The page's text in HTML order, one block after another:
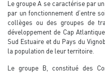
Le groupe A se caractérise par
par un fonctionnement d’entre
collèges ou des groupes de
développement de Cap
Sud Estuaire et du Pays du
la population de leur territoire.
Le groupe B, constitué des